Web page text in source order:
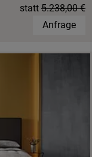
statt 5.238,00 €
Anfrage